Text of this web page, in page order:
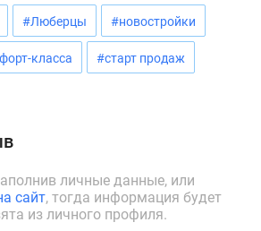
#Люберцы #новостройки
класса #старт продаж
личные данные, или
сайт, тогда информация будет
из личного профиля.